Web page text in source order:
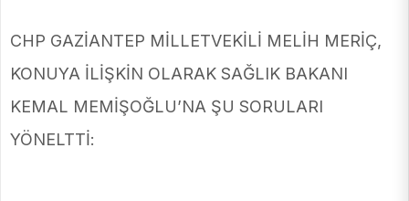
CHP GAZİANTEP MİLLETVEKİLİ MELİH MERİÇ,
KONUYA İLİŞKİN OLARAK SAĞLIK BAKANI
KEMAL MEMİŞOĞLU’NA ŞU SORULARI
YÖNELTTİ: